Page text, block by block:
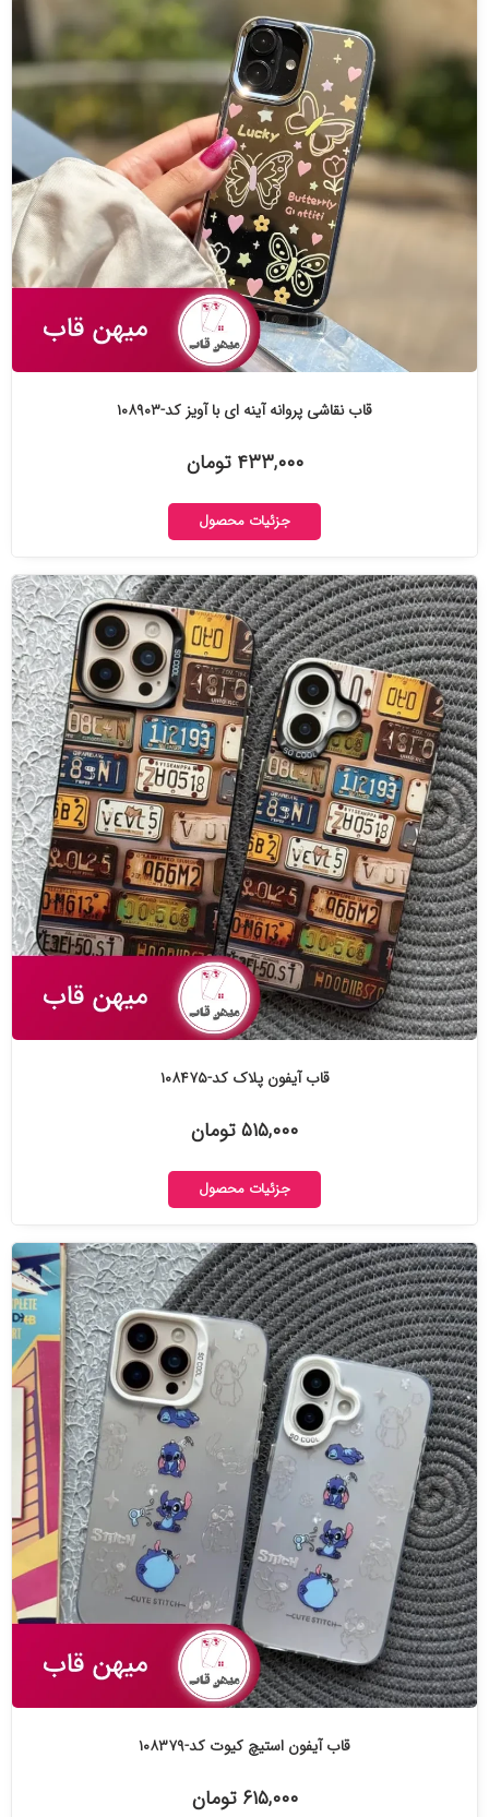
قاب نقاشی پروانه آینه ای با آویز کد-۱۰۸۹۰۳
۴۳۳,۰۰۰ تومان
جزئیات محصول
قاب آیفون پلاک کد-۱۰۸۴۷۵
۵۱۵,۰۰۰ تومان
جزئیات محصول
قاب آیفون استیچ کیوت کد-۱۰۸۳۷۹
۶۱۵,۰۰۰ تومان